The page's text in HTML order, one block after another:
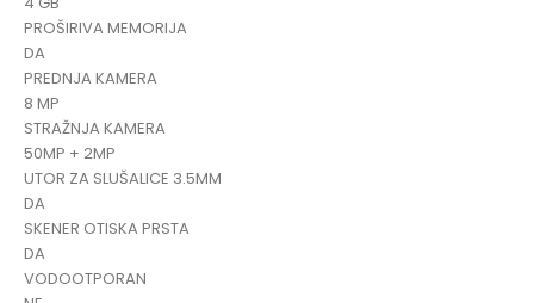
PROŠIRIVA MEMORIJA
DA
PREDNJA KAMERA
8 MP
STRAŽNJA KAMERA
50MP + 2MP
UTOR ZA SLUŠALICE 3.5MM
DA
SKENER OTISKA PRSTA
DA
VODOOTPORAN